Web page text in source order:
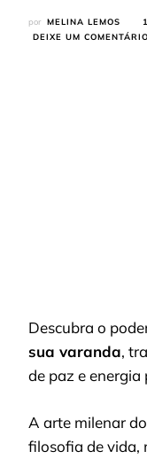
por MELINA LEMOS
DEIXE UM COMENTÁRIO
Descubra o
sua varanda,
de paz e energia
A arte milenar
filosofia de vida,